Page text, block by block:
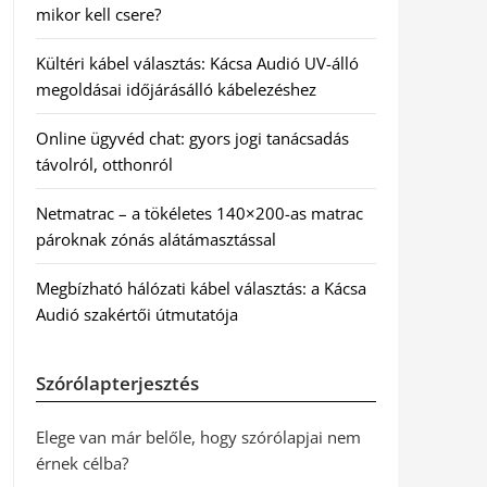
mikor kell csere?
Kültéri kábel választás: Kácsa Audió UV-álló
megoldásai időjárásálló kábelezéshez
Online ügyvéd chat: gyors jogi tanácsadás
távolról, otthonról
Netmatrac – a tökéletes 140×200-as matrac
pároknak zónás alátámasztással
Megbízható hálózati kábel választás: a Kácsa
Audió szakértői útmutatója
Szórólapterjesztés
Elege van már belőle, hogy szórólapjai nem
érnek célba?